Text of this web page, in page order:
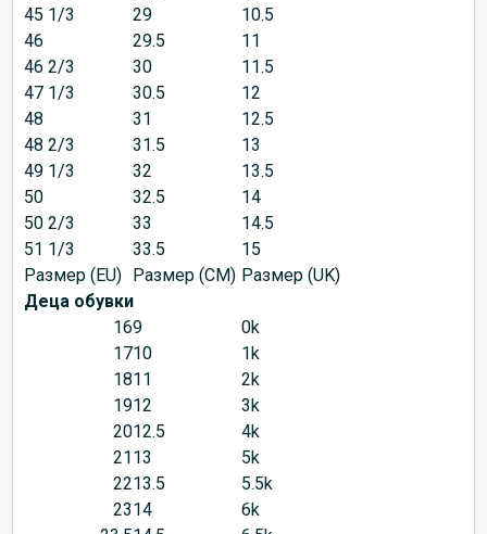
45 1/3
29
10.5
46
29.5
11
46 2/3
30
11.5
47 1/3
30.5
12
48
31
12.5
48 2/3
31.5
13
49 1/3
32
13.5
50
32.5
14
50 2/3
33
14.5
51 1/3
33.5
15
Размер (EU) Размер (CM) Размер (UK)
Деца обувки
169
0k
1710
1k
1811
2k
1912
3k
2012.5
4k
2113
5k
2213.5
5.5k
2314
6k